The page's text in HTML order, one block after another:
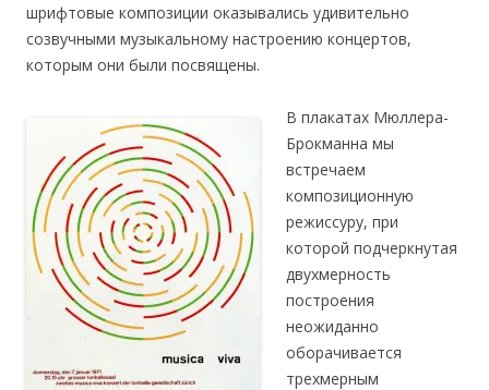
шрифтовые композиции оказывались удивительно
созвучными музыкальному настроению концертов,
которым они были посвящены.
В плакатах Мюллера-
Брокманна мы
встречаем
композиционную
режиссуру, при
которой подчеркнутая
двухмерность
построения
неожиданно
оборачивается
трехмерным